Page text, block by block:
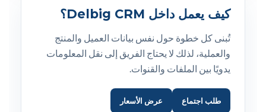
كيف يعمل داخل Delbig CRM؟
تُبنى كل خطوة حول نفس بيانات العميل والمنتج
والعملية، لذلك لا يحتاج الفريق إلى نقل المعلومات
يدويًا بين الملفات والقنوات.
طلب اجتماع عرض الأسعار